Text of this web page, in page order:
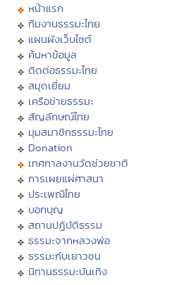
หน้าแรก
ทีมงานธรรมะไทย
แผนผังเว็บไซต์
ค้นหาข้อมูล
ติดต่อธรรมะไทย
สมุดเยี่ยม
เครือข่ายธรรมะ
สัญลักษณ์ไทย
มุมสมาชิกธรรมะไทย
Donation
เทศกาลงานวัดช่วยชาติ
การเผยแผ่ศาสนา
ประเพณีไทย
บอกบุญ
สถานปฏิบัติธรรม
ธรรมะจากหลวงพ่อ
ธรรมะกับเยาวชน
นิทานธรรมะบันเทิง